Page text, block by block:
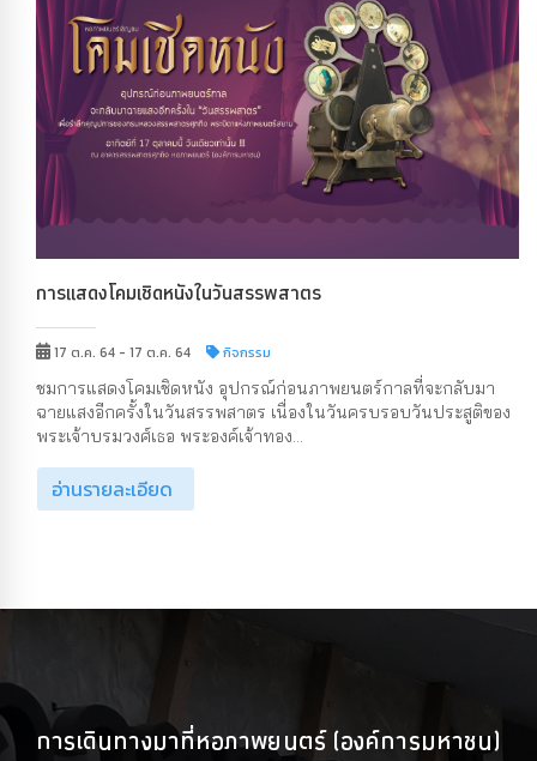
การแสดงโคมเชิดหนังในวันสรรพสาตร
17 ต.ค. 64 - 17 ต.ค. 64 กิจกรรม
ชมการแสดงโคมเชิดหนัง อุปกรณ์ก่อนภาพยนตร์กาลที่จะกลับมา
ฉายแสงอีกครั้งในวันสรรพสาตร เนื่องในวันครบรอบวันประสูติของ
พระเจ้าบรมวงศ์เธอ พระองค์เจ้าทอง...
อ่านรายละเอียด
การเดินทางมาที่หอภาพยนตร์ (องค์การมหาชน)